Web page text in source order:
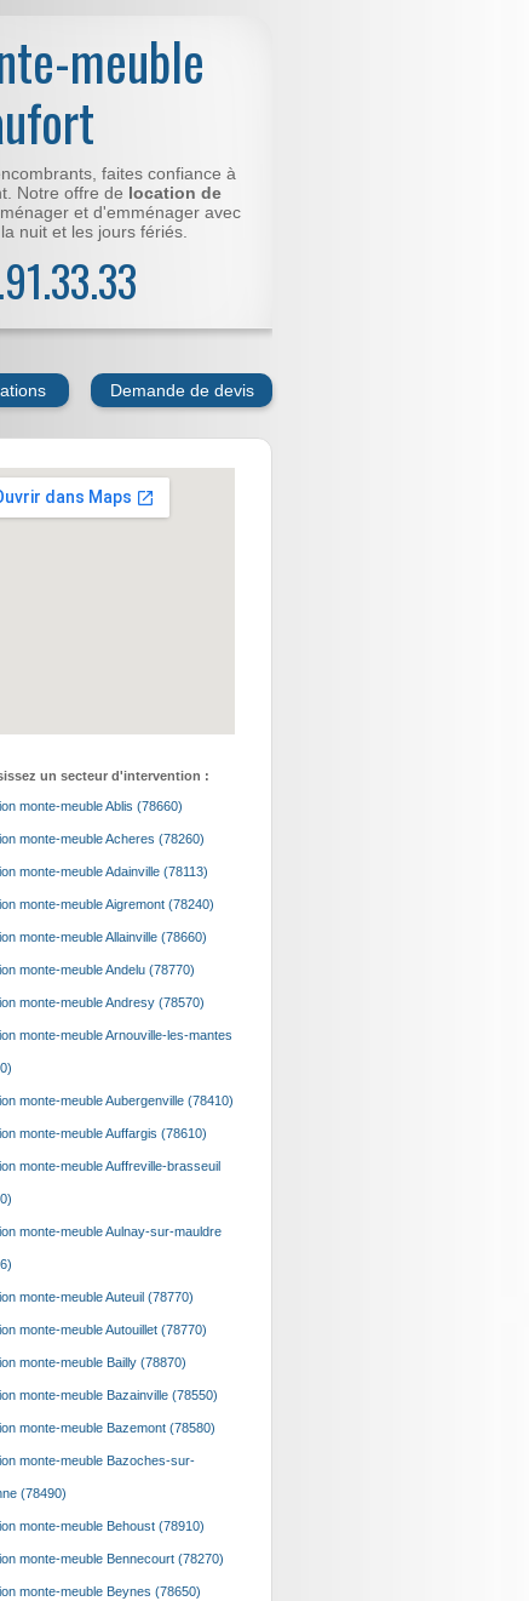
meuble
faites confiance à
Notre offre de location de
et d'emménager avec
nuit et les jours fériés.
Demande de devis
un secteur d'intervention :
monte-meuble Ablis (78660)
monte-meuble Acheres (78260)
monte-meuble Adainville (78113)
monte-meuble Aigremont (78240)
monte-meuble Allainville (78660)
monte-meuble Andelu (78770)
monte-meuble Andresy (78570)
monte-meuble Arnouville-les-mantes
monte-meuble Aubergenville (78410)
monte-meuble Auffargis (78610)
monte-meuble Auffreville-brasseuil
monte-meuble Aulnay-sur-mauldre
monte-meuble Auteuil (78770)
monte-meuble Autouillet (78770)
monte-meuble Bailly (78870)
monte-meuble Bazainville (78550)
monte-meuble Bazemont (78580)
monte-meuble Bazoches-sur-
(78490)
monte-meuble Behoust (78910)
monte-meuble Bennecourt (78270)
monte-meuble Beynes (78650)